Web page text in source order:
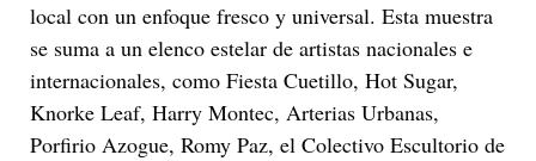
local con un enfoque fresco y universal. Esta muestra
se suma a un elenco estelar de artistas nacionales e
internacionales, como Fiesta Cuetillo, Hot Sugar,
Knorke Leaf, Harry Montec, Arterias Urbanas,
Porfirio Azogue, Romy Paz, el Colectivo Escultorio de